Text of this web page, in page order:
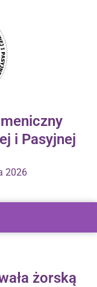
i Pasyjnej
2026
żorską